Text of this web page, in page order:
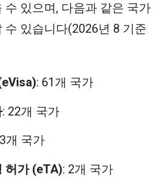
수 있으며, 다음과 같은 국가
수 있습니다(2026년 8 기준
: 61개 국가
: 22개 국가
개 국가
허가 (eTA): 2개 국가